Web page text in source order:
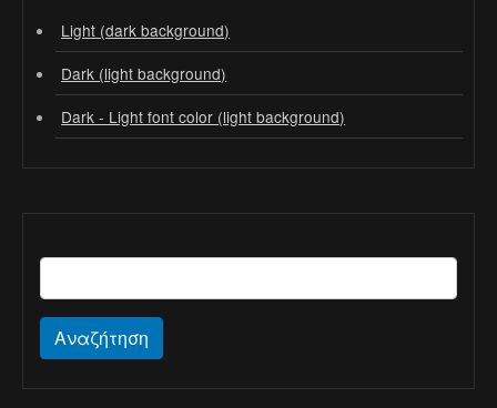
Light (dark background)
Dark (light background)
Dark - Light font color (light background)
Αναζήτηση